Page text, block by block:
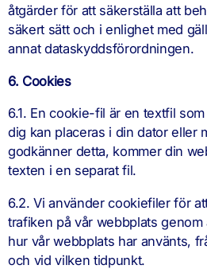
åtgärder för att säkerställa att
säkert sätt och i enlighet med
annat dataskyddsförordningen.
6. Cookies
6.1. En cookie-fil är en textfil
dig kan placeras i din dator eller
godkänner detta, kommer din
texten i en separat fil.
6.2. Vi använder cookiefiler för
trafiken på vår webbplats
hur vår webbplats har använts,
och vid vilken tidpunkt.